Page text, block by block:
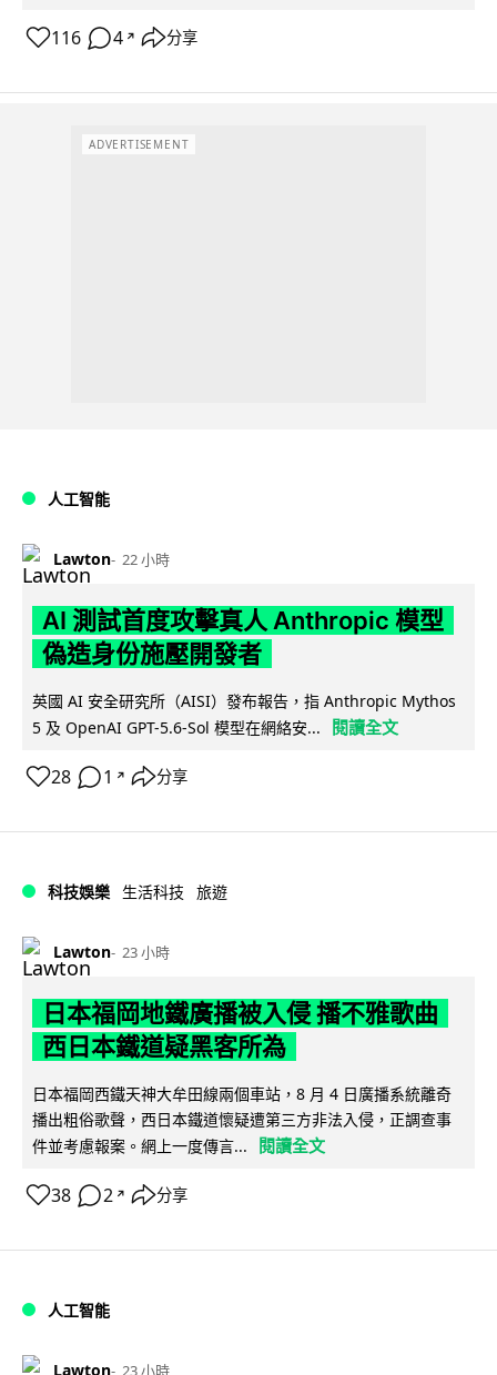
116 4 ↗ 分享
ADVERTISEMENT
人工智能
Lawton 22 小時
AI 測試首度攻擊真人 Anthropic 模型
偽造身份施壓開發者
英國 AI 安全研究所（AISI）發布報告，指 Anthropic Mythos
5 及 OpenAI GPT-5.6-Sol 模型在網絡安...
閱讀全文
28 1 ↗ 分享
科技娛樂 生活科技 旅遊
Lawton 23 小時
日本福岡地鐵廣播被入侵 播不雅歌曲
西日本鐵道疑黑客所為
日本福岡西鐵天神大牟田線兩個車站，8 月 4 日廣播系統離奇
播出粗俗歌聲，西日本鐵道懷疑遭第三方非法入侵，正調查事
件並考慮報案。網上一度傳言...
閱讀全文
38 2 ↗ 分享
人工智能
Lawton 23 小時